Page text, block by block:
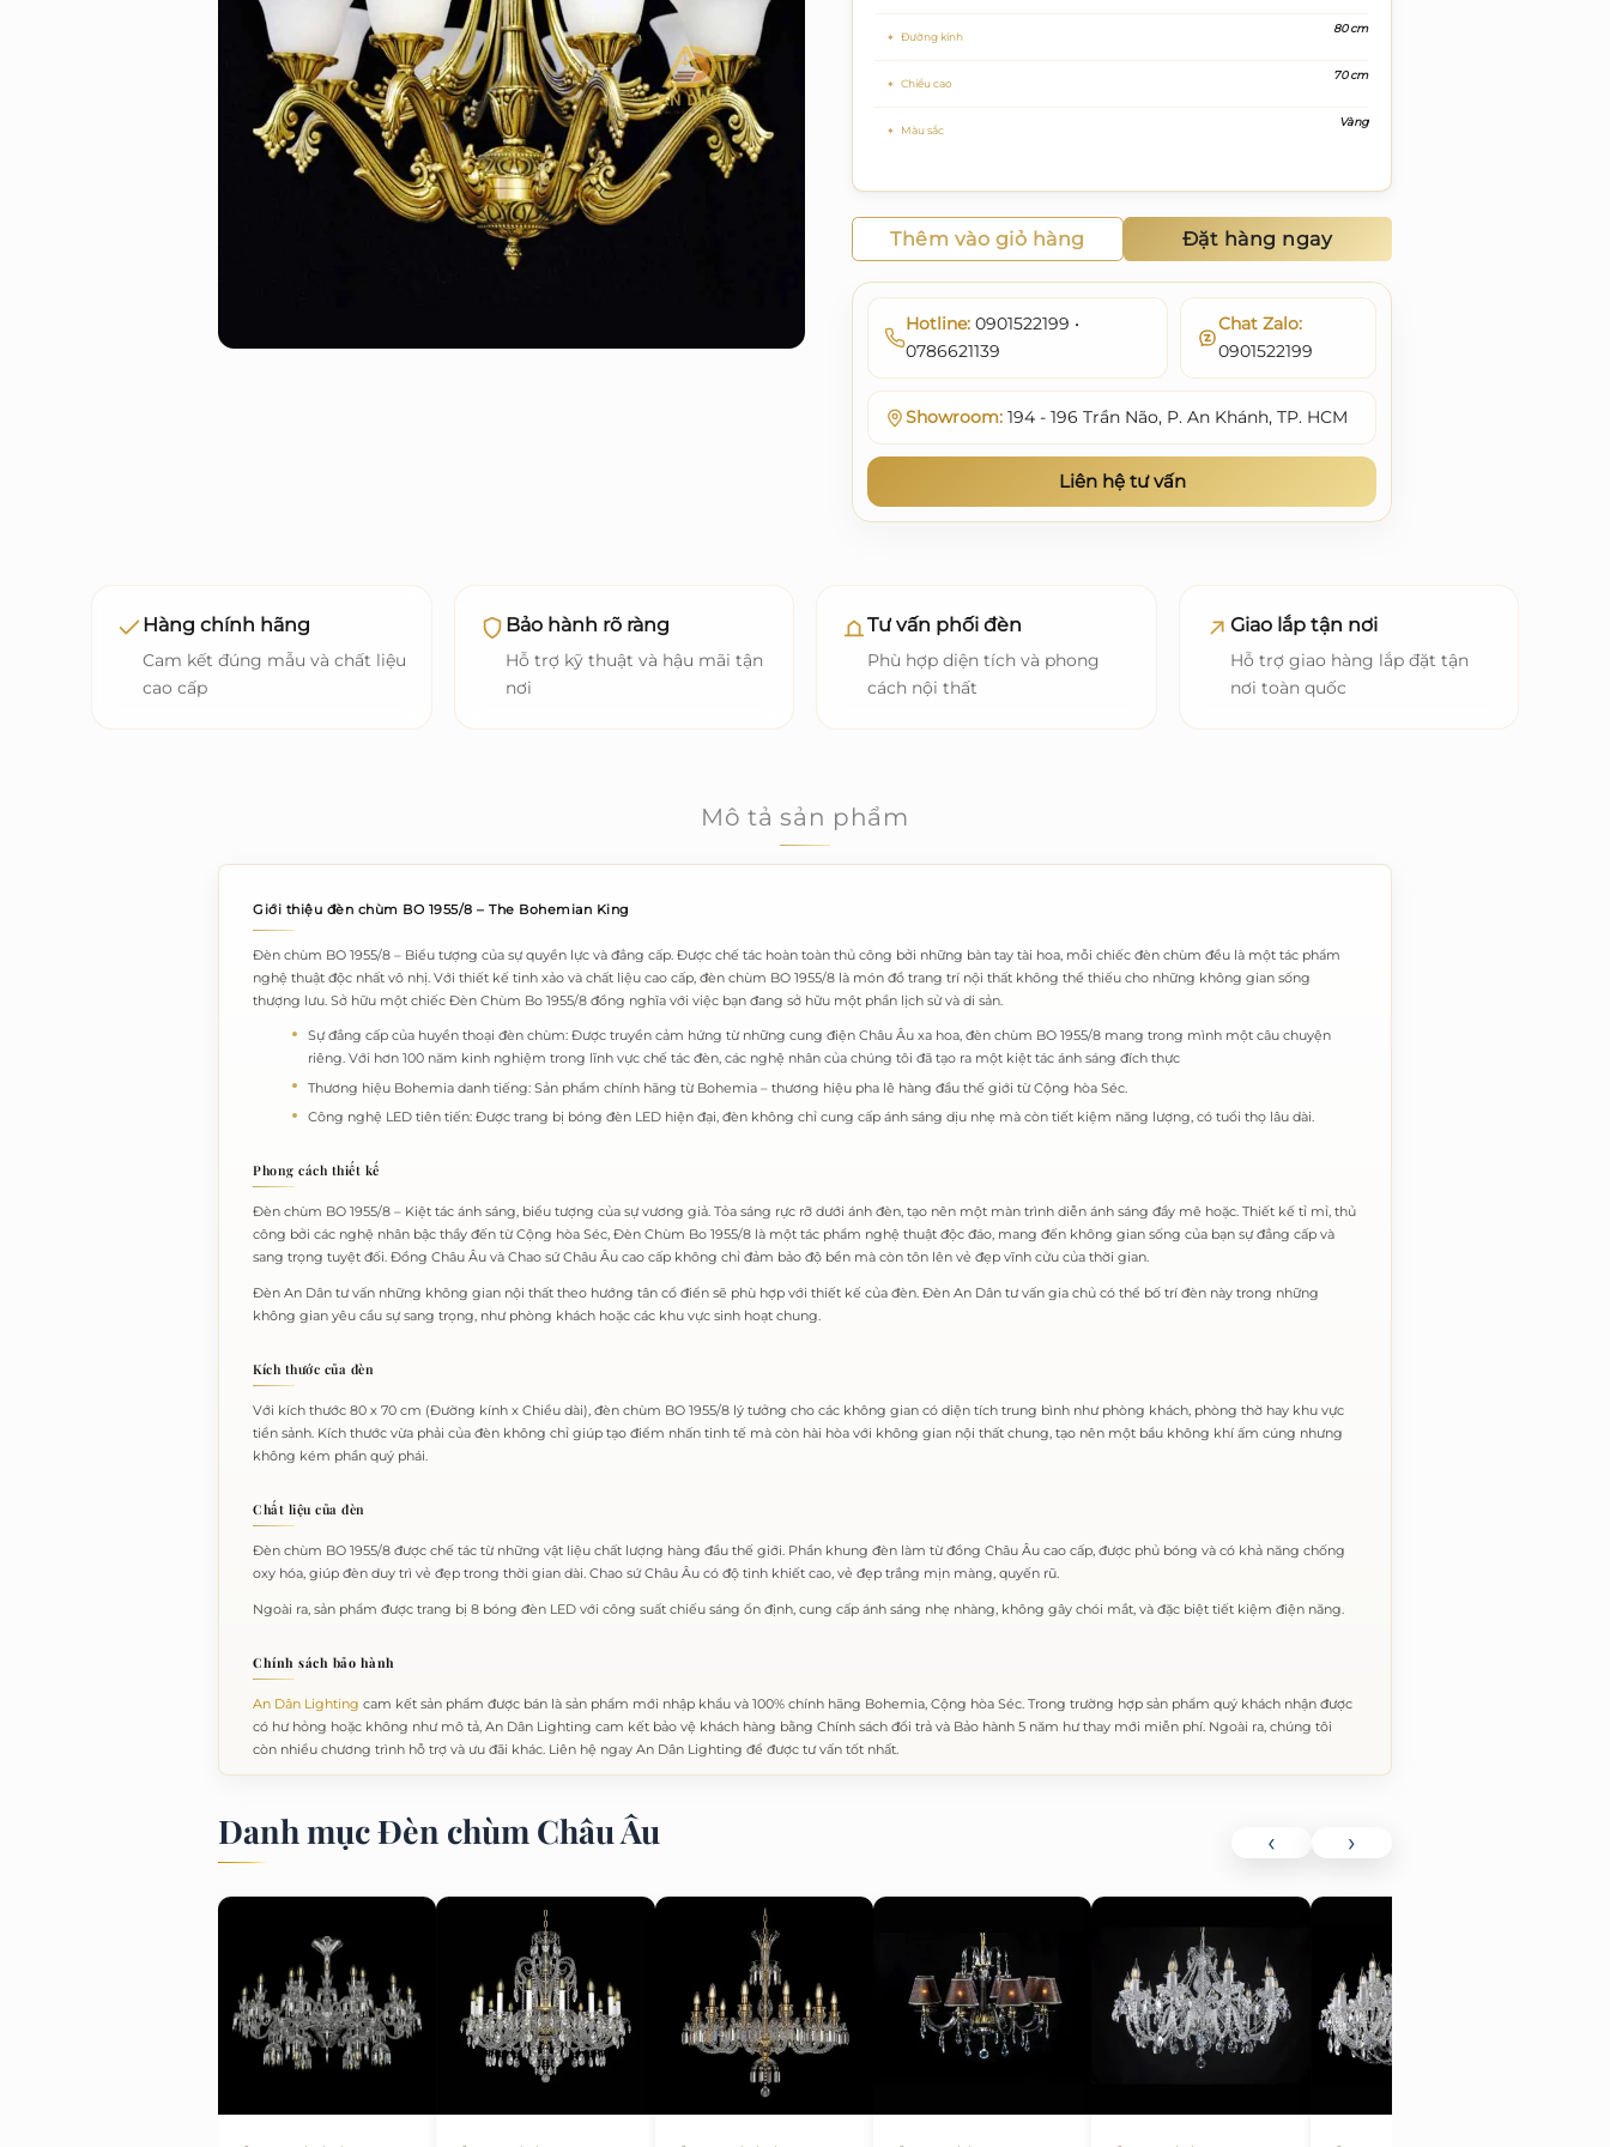
Đường kính
80 cm
Chiều cao
70 cm
Màu sắc
Vàng
Thêm vào giỏ hàng Đặt hàng ngay
Hotline: 0901522199 •
0786621139
Chat Zalo:
0901522199
Showroom: 194 - 196 Trần Não, P. An Khánh, TP. HCM
Liên hệ tư vấn
Hàng chính hãng
Cam kết đúng mẫu và chất liệu
cao cấp
Bảo hành rõ ràng
Hỗ trợ kỹ thuật và hậu mãi tận
nơi
Tư vấn phối đèn
Phù hợp diện tích và phong
cách nội thất
Giao lắp tận nơi
Hỗ trợ giao hàng lắp đặt tận
nơi toàn quốc
Mô tả sản phẩm
Giới thiệu đèn chùm BO 1955/8 – The Bohemian King
Đèn chùm BO 1955/8 – Biểu tượng của sự quyền lực và đẳng cấp. Được chế tác hoàn toàn thủ công bởi những bàn tay tài hoa, mỗi chiếc đèn chùm đều là một tác phẩm
nghệ thuật độc nhất vô nhị. Với thiết kế tinh xảo và chất liệu cao cấp, đèn chùm BO 1955/8 là món đồ trang trí nội thất không thể thiếu cho những không gian sống
thượng lưu. Sở hữu một chiếc Đèn Chùm Bo 1955/8 đồng nghĩa với việc bạn đang sở hữu một phần lịch sử và di sản.
Sự đẳng cấp của huyền thoại đèn chùm: Được truyền cảm hứng từ những cung điện Châu Âu xa hoa, đèn chùm BO 1955/8 mang trong mình một câu chuyện
riêng. Với hơn 100 năm kinh nghiệm trong lĩnh vực chế tác đèn, các nghệ nhân của chúng tôi đã tạo ra một kiệt tác ánh sáng đích thực
Thương hiệu Bohemia danh tiếng: Sản phẩm chính hãng từ Bohemia – thương hiệu pha lê hàng đầu thế giới từ Cộng hòa Séc.
Công nghệ LED tiên tiến: Được trang bị bóng đèn LED hiện đại, đèn không chỉ cung cấp ánh sáng dịu nhẹ mà còn tiết kiệm năng lượng, có tuổi thọ lâu dài.
Phong cách thiết kế
Đèn chùm BO 1955/8 – Kiệt tác ánh sáng, biểu tượng của sự vương giả. Tỏa sáng rực rỡ dưới ánh đèn, tạo nên một màn trình diễn ánh sáng đầy mê hoặc. Thiết kế tỉ mỉ, thủ
công bởi các nghệ nhân bậc thầy đến từ Cộng hòa Séc, Đèn Chùm Bo 1955/8 là một tác phẩm nghệ thuật độc đáo, mang đến không gian sống của bạn sự đẳng cấp và
sang trọng tuyệt đối. Đồng Châu Âu và Chao sứ Châu Âu cao cấp không chỉ đảm bảo độ bền mà còn tôn lên vẻ đẹp vĩnh cửu của thời gian.
Đèn An Dân tư vấn những không gian nội thất theo hướng tân cổ điển sẽ phù hợp với thiết kế của đèn. Đèn An Dân tư vấn gia chủ có thể bố trí đèn này trong những
không gian yêu cầu sự sang trọng, như phòng khách hoặc các khu vực sinh hoạt chung.
Kích thước của đèn
Với kích thước 80 x 70 cm (Đường kính x Chiều dài), đèn chùm BO 1955/8 lý tưởng cho các không gian có diện tích trung bình như phòng khách, phòng thờ hay khu vực
tiền sảnh. Kích thước vừa phải của đèn không chỉ giúp tạo điểm nhấn tinh tế mà còn hài hòa với không gian nội thất chung, tạo nên một bầu không khí ấm cúng nhưng
không kém phần quý phái.
Chất liệu của đèn
Đèn chùm BO 1955/8 được chế tác từ những vật liệu chất lượng hàng đầu thế giới. Phần khung đèn làm từ đồng Châu Âu cao cấp, được phủ bóng và có khả năng chống
oxy hóa, giúp đèn duy trì vẻ đẹp trong thời gian dài. Chao sứ Châu Âu có độ tinh khiết cao, vẻ đẹp trắng mịn màng, quyến rũ.
Ngoài ra, sản phẩm được trang bị 8 bóng đèn LED với công suất chiếu sáng ổn định, cung cấp ánh sáng nhẹ nhàng, không gây chói mắt, và đặc biệt tiết kiệm điện năng.
Chính sách bảo hành
An Dân Lighting cam kết sản phẩm được bán là sản phẩm mới nhập khẩu và 100% chính hãng Bohemia, Cộng hòa Séc. Trong trường hợp sản phẩm quý khách nhận được
có hư hỏng hoặc không như mô tả, An Dân Lighting cam kết bảo vệ khách hàng bằng Chính sách đổi trả và Bảo hành 5 năm hư thay mới miễn phí. Ngoài ra, chúng tôi
còn nhiều chương trình hỗ trợ và ưu đãi khác. Liên hệ ngay An Dân Lighting để được tư vấn tốt nhất.
Danh mục Đèn chùm Châu Âu ‹ ›